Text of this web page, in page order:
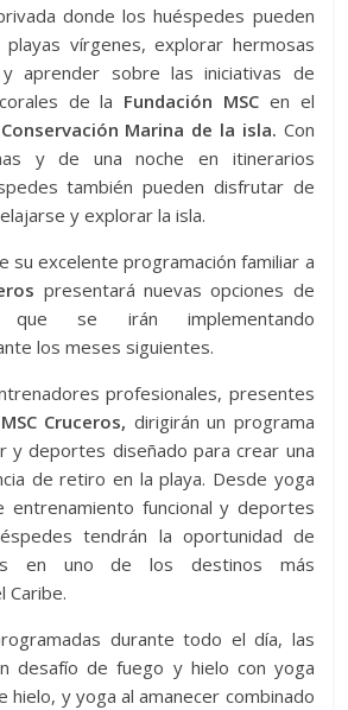
donde los huéspedes pueden
vírgenes, explorar hermosas
aprender sobre las iniciativas de
de la Fundación MSC en el
Marina de la isla. Con
y de una noche en itinerarios
también pueden disfrutar de
y explorar la isla.
su excelente programación familiar a
presentará nuevas opciones de
que se irán implementando
los meses siguientes.
profesionales, presentes
MSC Cruceros, dirigirán un programa
y deportes diseñado para crear una
de retiro en la playa. Desde yoga
entrenamiento funcional y deportes
tendrán la oportunidad de
en uno de los destinos más
Caribe.
durante todo el día, las
desafío de fuego y hielo con yoga
hielo, y yoga al amanecer combinado